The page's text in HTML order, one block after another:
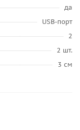
да
USB-порт
2
2 шт.
3 см